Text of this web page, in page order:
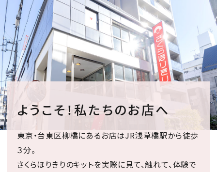
ようこそ！私たちのお店へ
東京・台東区柳橋にあるお店はJR浅草橋駅から徒歩
３分。
さくらほりきりのキットを実際に見て、触れて、体験で